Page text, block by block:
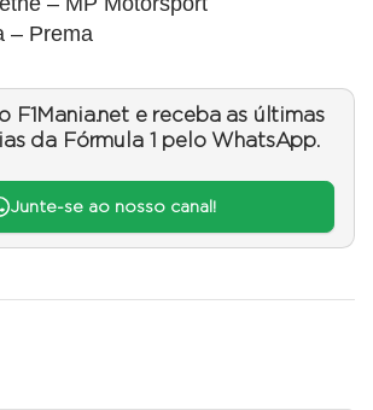
– Prema
F1Mania.net e receba as últimas
da Fórmula 1 pelo WhatsApp.
Junte-se ao nosso canal!